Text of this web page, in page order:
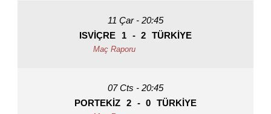
11 Çar - 20:45
ISVIÇRE
1 - 2 TÜRKIYE
07 Cts - 20:45
PORTEKIZ 2 - 0 TÜRKIYE